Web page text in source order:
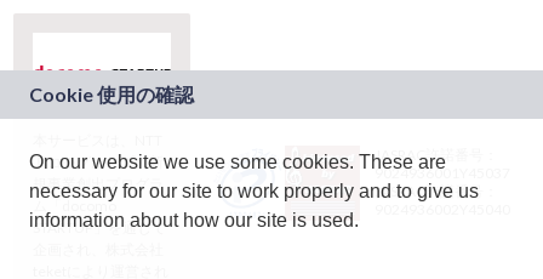
ドコモグループの新
規事業創出プログラ
ム「docomo
STARTUP」を通じて
JASRAC許諾番号：
9024936001Y45037
JASRAC許諾番号：
On our website we use some cookies. These are
necessary for our site to work properly and to give us
information about how our site is used.